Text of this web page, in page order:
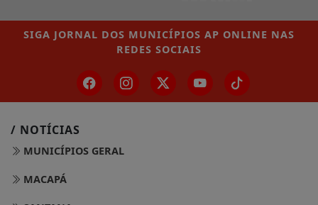
SIGA JORNAL DOS MUNICÍPIOS AP ONLINE NAS
REDES SOCIAIS
/ NOTÍCIAS
MUNICÍPIOS GERAL
MACAPÁ